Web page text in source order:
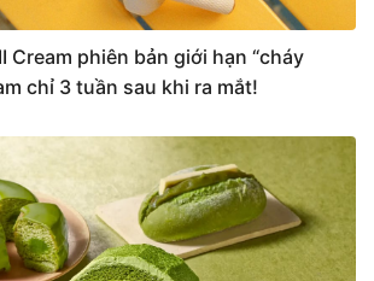
Cream phiên bản giới hạn “cháy
chỉ 3 tuần sau khi ra mắt!